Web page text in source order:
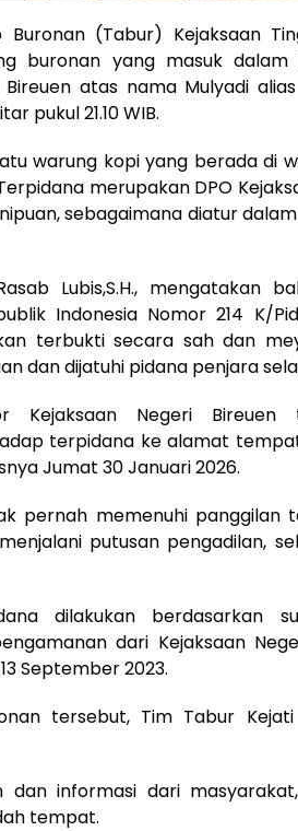
(Tabur) Kejaksaan
buronan yang masuk
atas nama Mulyadi
pukul 21.10 WIB.
warung kopi yang berada di
merupakan DPO
sebagaimana diatur dalam
Lubis,S.H., mengatakan
Indonesia Nomor 214 K/
terbukti secara sah dan
dan dijatuhi pidana penjara
Kejaksaan Negeri Bireuen
terpidana ke alamat
Jumat 30 Januari 2026.
pernah memenuhi panggilan
putusan pengadilan,
dilakukan berdasarkan
dari Kejaksaan
September 2023.
tersebut, Tim Tabur
dan informasi dari
tempat.